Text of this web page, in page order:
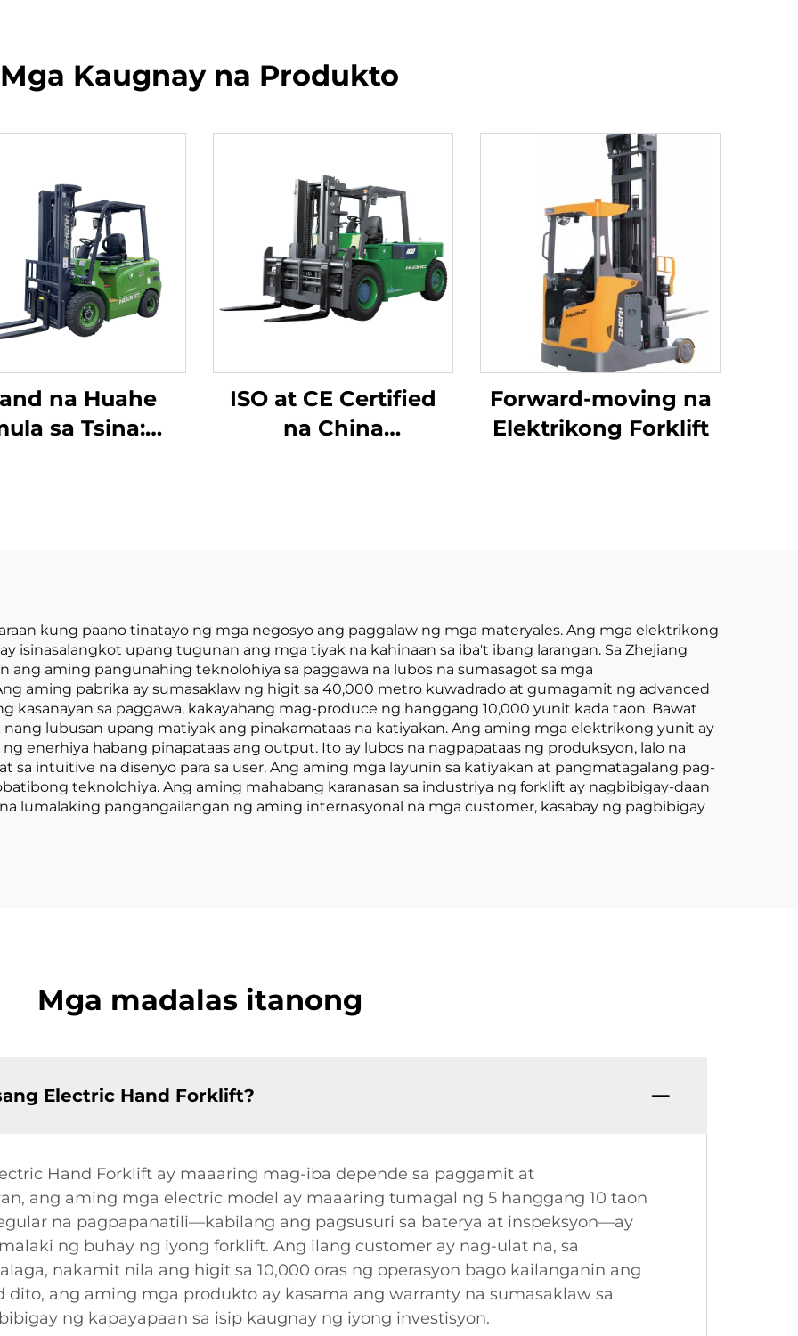
Mga Kaugnay na Produkto
na Huahe
sa Tsina:
ISO at CE Certified
na China
Forward-moving na
Elektrikong Forklift
kung paano tinatayo ng mga negosyo ang paggalaw ng mga materyales. Ang mga elektrikong
isinasalangkot upang tugunan ang mga tiyak na kahinaan sa iba't ibang larangan. Sa Zhejiang
ang aming pangunahing teknolohiya sa paggawa na lubos na sumasagot sa mga
aming pabrika ay sumasaklaw ng higit sa 40,000 metro kuwadrado at gumagamit ng advanced
kasanayan sa paggawa, kakayahang mag-produce ng hanggang 10,000 yunit kada taon. Bawat
lubusan upang matiyak ang pinakamataas na katiyakan. Ang aming mga elektrikong yunit ay
enerhiya habang pinapataas ang output. Ito ay lubos na nagpapataas ng produksyon, lalo na
sa intuitive na disenyo para sa user. Ang aming mga layunin sa katiyakan at pangmatagalang pag-
teknolohiya. Ang aming mahabang karanasan sa industriya ng forklift ay nagbibigay-daan
lumalaking pangangailangan ng aming internasyonal na mga customer, kasabay ng pagbibigay
Mga madalas itanong
Electric Hand Forklift?
Hand Forklift ay maaaring mag-iba depende sa paggamit at
ang aming mga electric model ay maaaring tumagal ng 5 hanggang 10 taon
na pagpapanatili—kabilang ang pagsusuri sa baterya at inspeksyon—ay
ng buhay ng iyong forklift. Ang ilang customer ay nag-ulat na, sa
nakamit nila ang higit sa 10,000 oras ng operasyon bago kailanganin ang
ang aming mga produkto ay kasama ang warranty na sumasaklaw sa
ng kapayapaan sa isip kaugnay ng iyong investisyon.